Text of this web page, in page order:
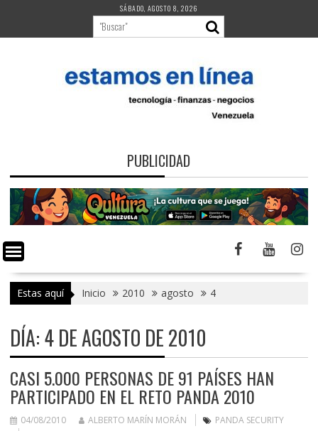
contenido
SÁBADO, AGOSTO 8, 2026
PUBLICIDAD
Estas aquí Inicio 2010 agosto 4
DÍA:4 DE AGOSTO DE 2010
CASI 5.000 PERSONAS DE 91 PAÍSES HAN
PARTICIPADO EN EL RETO PANDA 2010
04/08/2010 ALBERTO MARÍN MORÁN
PANDA SECURITY